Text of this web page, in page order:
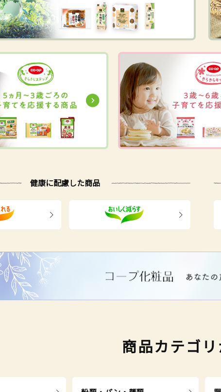
健康に配慮した商品
商品カテゴ